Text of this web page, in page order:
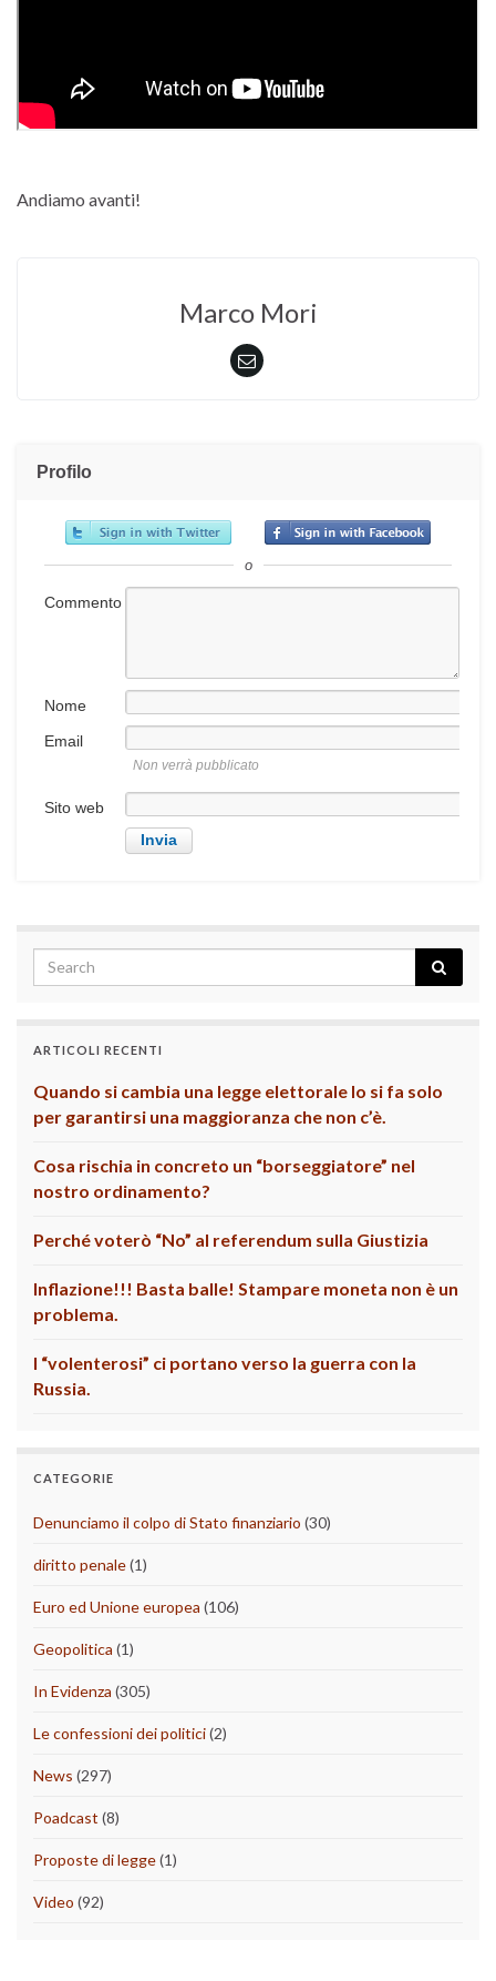
Andiamo avanti!
Marco Mori
Profilo
o
Commento
Nome
Email
Non verrà pubblicato
Sito web
ARTICOLI RECENTI
Quando si cambia una legge elettorale lo si fa solo
per garantirsi una maggioranza che non c’è.
Cosa rischia in concreto un “borseggiatore” nel
nostro ordinamento?
Perché voterò “No” al referendum sulla Giustizia
Inflazione!!! Basta balle! Stampare moneta non è un
problema.
I “volenterosi” ci portano verso la guerra con la
Russia.
CATEGORIE
Denunciamo il colpo di Stato finanziario (30)
diritto penale(1)
Euro ed Unione europea (106)
Geopolitica (1)
In Evidenza (305)
Le confessioni dei politici(2)
News (297)
Poadcast (8)
Proposte di legge(1)
Video (92)